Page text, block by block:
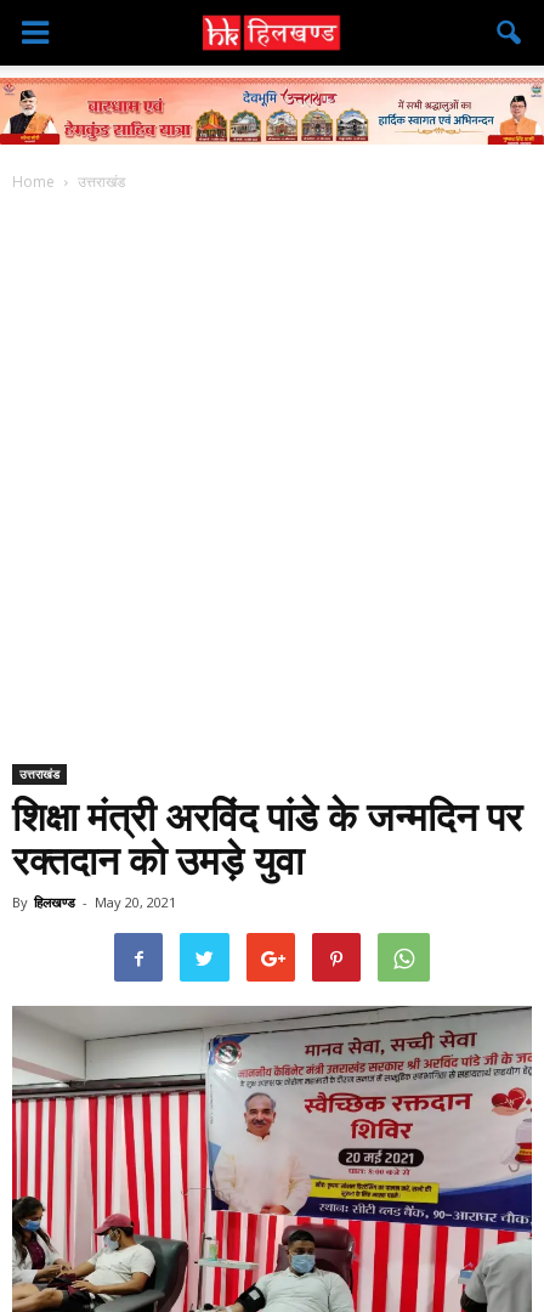
Home उत्तराखंड
उत्तराखंड
शिक्षा मंत्री अरविंद पांडे के जन्मदिन पर
रक्तदान को उमड़े युवा
By हिलखण्ड - May 20, 2021